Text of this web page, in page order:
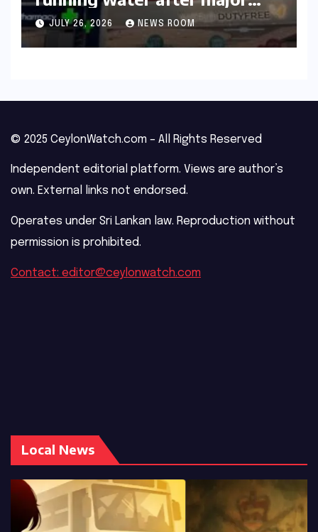
outage​​
JULY 26, 2026 NEWS ROOM
© 2025 CeylonWatch.com – All Rights Reserved
Independent editorial platform. Views are author’s
own. External links not endorsed.
Operates under Sri Lankan law. Reproduction without
permission is prohibited.
Contact: editor@ceylonwatch.com
Local News